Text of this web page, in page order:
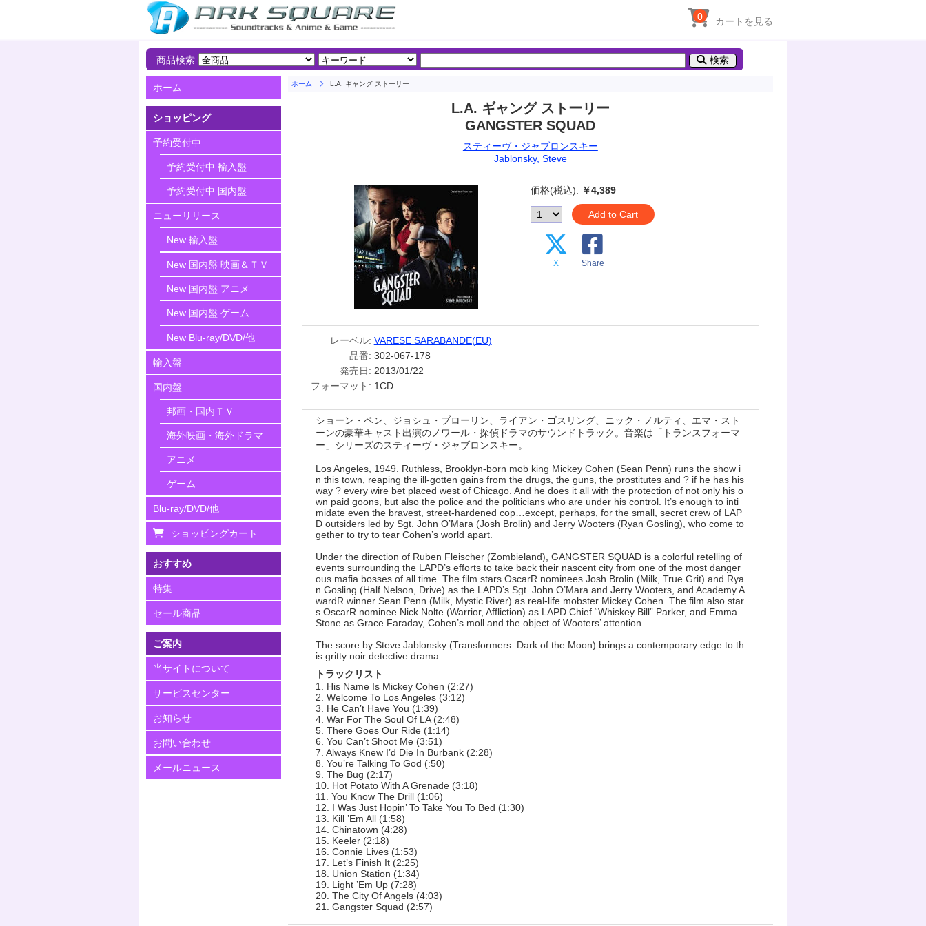
カートを見る
0
商品検索 検索
ホーム
ショッピング
予約受付中
予約受付中 輸入盤
予約受付中 国内盤
ニューリリース
New 輸入盤
New 国内盤 映画＆ＴＶ
New 国内盤 アニメ
New 国内盤 ゲーム
New Blu-ray/DVD/他
輸入盤
国内盤
邦画・国内ＴＶ
海外映画・海外ドラマ
アニメ
ゲーム
Blu-ray/DVD/他
ショッピングカート
おすすめ
特集
セール商品
ご案内
当サイトについて
サービスセンター
お知らせ
お問い合わせ
メールニュース
ホーム L.A. ギャング ストーリー
L.A. ギャング ストーリー
GANGSTER SQUAD
スティーヴ・ジャブロンスキー
Jablonsky, Steve
価格(税込): ￥4,389
Add to Cart
X Share
レーベル: VARESE SARABANDE(EU)
品番: 302-067-178
発売日: 2013/01/22
フォーマット: 1CD
ショーン・ペン、ジョシュ・ブローリン、ライアン・ゴスリング、ニック・ノルティ、エマ・スト
ーンの豪華キャスト出演のノワール・探偵ドラマのサウンドトラック。音楽は「トランスフォーマ
ー」シリーズのスティーヴ・ジャブロンスキー。
Los Angeles, 1949. Ruthless, Brooklyn-born mob king Mickey Cohen (Sean Penn) runs the show i
n this town, reaping the ill-gotten gains from the drugs, the guns, the prostitutes and ? if he has his
way ? every wire bet placed west of Chicago. And he does it all with the protection of not only his o
wn paid goons, but also the police and the politicians who are under his control. It’s enough to inti
midate even the bravest, street-hardened cop…except, perhaps, for the small, secret crew of LAP
D outsiders led by Sgt. John O’Mara (Josh Brolin) and Jerry Wooters (Ryan Gosling), who come to
gether to try to tear Cohen’s world apart.
Under the direction of Ruben Fleischer (Zombieland), GANGSTER SQUAD is a colorful retelling of
events surrounding the LAPD’s efforts to take back their nascent city from one of the most danger
ous mafia bosses of all time. The film stars OscarR nominees Josh Brolin (Milk, True Grit) and Rya
n Gosling (Half Nelson, Drive) as the LAPD’s Sgt. John O’Mara and Jerry Wooters, and Academy A
wardR winner Sean Penn (Milk, Mystic River) as real-life mobster Mickey Cohen. The film also star
s OscarR nominee Nick Nolte (Warrior, Affliction) as LAPD Chief “Whiskey Bill” Parker, and Emma
Stone as Grace Faraday, Cohen’s moll and the object of Wooters’ attention.
The score by Steve Jablonsky (Transformers: Dark of the Moon) brings a contemporary edge to th
is gritty noir detective drama.
トラックリスト
1. His Name Is Mickey Cohen (2:27)
2. Welcome To Los Angeles (3:12)
3. He Can’t Have You (1:39)
4. War For The Soul Of LA (2:48)
5. There Goes Our Ride (1:14)
6. You Can’t Shoot Me (3:51)
7. Always Knew I’d Die In Burbank (2:28)
8. You’re Talking To God (:50)
9. The Bug (2:17)
10. Hot Potato With A Grenade (3:18)
11. You Know The Drill (1:06)
12. I Was Just Hopin’ To Take You To Bed (1:30)
13. Kill ’Em All (1:58)
14. Chinatown (4:28)
15. Keeler (2:18)
16. Connie Lives (1:53)
17. Let’s Finish It (2:25)
18. Union Station (1:34)
19. Light ’Em Up (7:28)
20. The City Of Angels (4:03)
21. Gangster Squad (2:57)